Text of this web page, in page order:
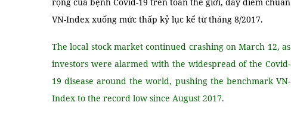
VN-Index xuống mức thấp kỷ lục kể từ tháng 8/2017.
The local stock market continued crashing on March 12, as
investors were alarmed with the widespread of the Covid-
19 disease around the world, pushing the benchmark VN-
Index to the record low since August 2017.